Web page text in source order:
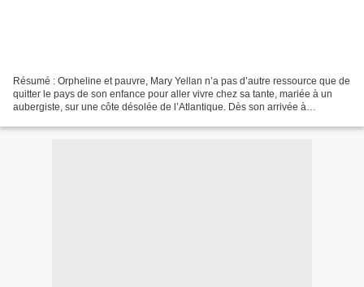
Résumé : Orpheline et pauvre, Mary Yellan n’a pas d’autre ressource que de
quitter le pays de son enfance pour aller vivre chez sa tante, mariée à un
aubergiste, sur une côte désolée de l’Atlantique. Dès son arrivée à